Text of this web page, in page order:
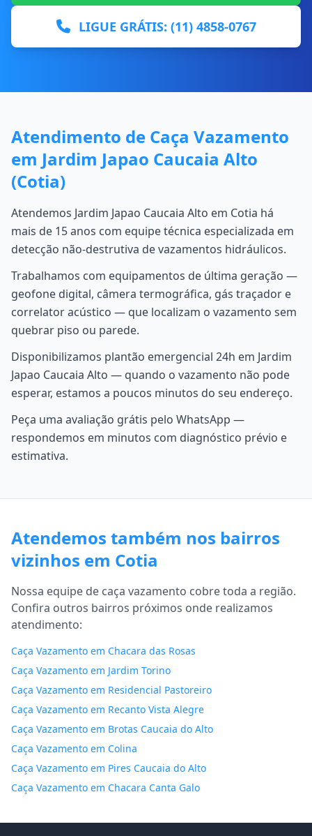
LIGUE GRÁTIS: (11) 4858-0767
Atendimento de Caça Vazamento
em Jardim Japao Caucaia Alto
(Cotia)
Atendemos Jardim Japao Caucaia Alto em Cotia há
mais de 15 anos com equipe técnica especializada em
detecção não-destrutiva de vazamentos hidráulicos.
Trabalhamos com equipamentos de última geração —
geofone digital, câmera termográfica, gás traçador e
correlator acústico — que localizam o vazamento sem
quebrar piso ou parede.
Disponibilizamos plantão emergencial 24h em Jardim
Japao Caucaia Alto — quando o vazamento não pode
esperar, estamos a poucos minutos do seu endereço.
Peça uma avaliação grátis pelo WhatsApp —
respondemos em minutos com diagnóstico prévio e
estimativa.
Atendemos também nos bairros
vizinhos em Cotia
Nossa equipe de caça vazamento cobre toda a região.
Confira outros bairros próximos onde realizamos
atendimento:
Caça Vazamento em Chacara das Rosas
Caça Vazamento em Jardim Torino
Caça Vazamento em Residencial Pastoreiro
Caça Vazamento em Recanto Vista Alegre
Caça Vazamento em Brotas Caucaia do Alto
Caça Vazamento em Colina
Caça Vazamento em Pires Caucaia do Alto
Caça Vazamento em Chacara Canta Galo